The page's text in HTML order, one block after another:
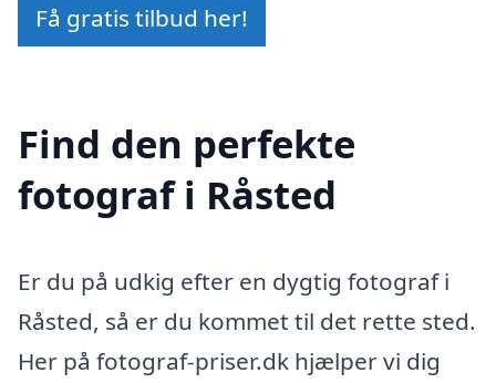
Få gratis tilbud her!
Find den perfekte
fotograf i Råsted
Er du på udkig efter en dygtig fotograf i
Råsted, så er du kommet til det rette sted.
Her på fotograf-priser.dk hjælper vi dig